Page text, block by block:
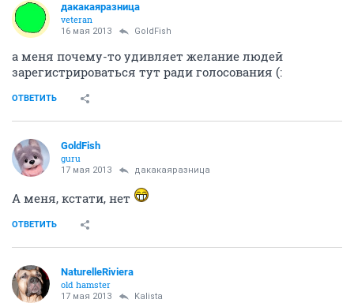
дакакаяразница
veteran
16 мая 2013 GoldFish
а меня почему-то удивляет желание людей
зарегистрироваться тут ради голосования (:
ОТВЕТИТЬ
GoldFish
guru
17 мая 2013 дакакаяразница
А меня, кстати, нет
ОТВЕТИТЬ
NaturelleRiviera
old hamster
17 мая 2013 Kalista